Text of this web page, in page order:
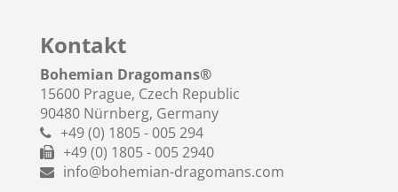
Kontakt
Bohemian Dragomans®
15600 Prague, Czech Republic
90480 Nürnberg, Germany
+49 (0) 1805 - 005 294
+49 (0) 1805 - 005 2940
info@bohemian-dragomans.com